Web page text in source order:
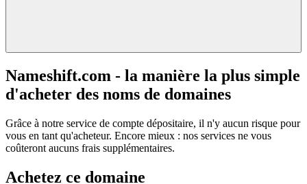
Nameshift.com - la manière la plus simple
d'acheter des noms de domaines
Grâce à notre service de compte dépositaire, il n'y aucun risque pour
vous en tant qu'acheteur. Encore mieux : nos services ne vous
coûteront aucuns frais supplémentaires.
Achetez ce domaine